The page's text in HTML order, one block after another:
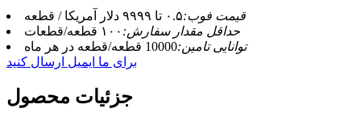
قیمت فوب:۰.۵ تا ۹۹۹۹ دلار آمریکا / قطعه
حداقل مقدار سفارش: ۱۰۰ قطعه/قطعات
توانایی تامین:10000 قطعه/قطعه در هر ماه
برای ما ایمیل ارسال کنید
جزئیات محصول